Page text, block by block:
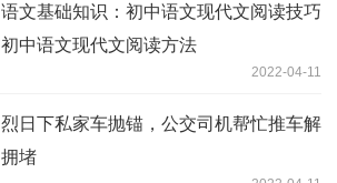
语文基础知识：初中语文现代文阅读技巧
初中语文现代文阅读方法
2022-04-11
烈日下私家车抛锚，公交司机帮忙推车解
拥堵